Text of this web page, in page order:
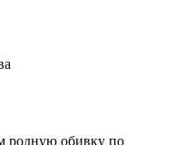
родную обивку по